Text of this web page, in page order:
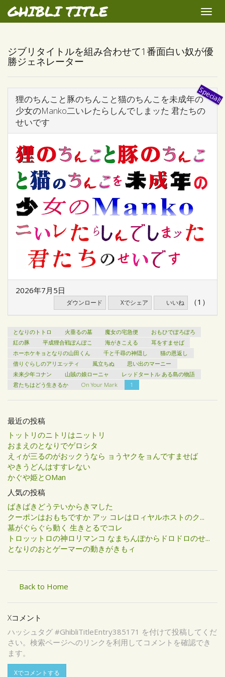
GHIBLI TITLE
Toggle
ジブリタイトルを組み合わせて1番面白い奴が優
勝ジェネレーター
狸のちんこと豚のちんこと猫のちんこを未成年の
少女のManko二いレたらしんでしまッた 君たちの
せいです
2026年7月5日
ダウンロード Xでシェア いいね （1）
となりのトトロ 火垂るの墓 魔女の宅急便
おもひでぽろぽろ
紅の豚
平成狸合戦ぽんぽこ 海がきこえる
耳をすませば
ホーホケキョとなりの山田くん
千と千尋の神隠し
猫の恩返し
借りぐらしのアリエッティ
風立ちぬ
思い出のマーニー
未来少年コナン
山賊の娘ローニャ
レッドタートル ある島の物語
君たちはどう生きるか
On Your Mark 1
最近の投稿
トットリのニトリはニットリ
おまえのとなりでゲロシタ
えィが三るのがおックうなら ョうヤクをョんですませば
やきうどんはすすレない
かぐや姫とOMan
人気の投稿
ばきばきどうテいからきマした
クーポンはおもちですか アッ コレはロィヤルホストのク...
墓がぐらぐら動く 生きとるでコレ
トロッットロの神ロリマンコ なまちんぽからドロドロのせ...
となりのおとゲーマーの動きがきもィ
Back to Home
Xコメント
ハッシュタグ #GhibliTitleEntry385171 を付けて投稿してくだ
さい。検索ページへのリンクを利用してコメントを確認でき
ます。
Xでコメントする